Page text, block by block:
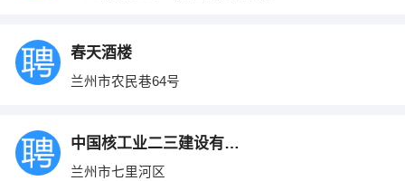
春天酒楼
兰州市农民巷64号
中国核工业二三建设有限公司
兰州市七里河区